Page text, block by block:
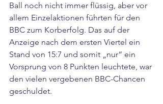
Ball noch nicht immer flüssig, aber vor
allem Einzelaktionen führten für den
BBC zum Korberfolg. Das auf der
Anzeige nach dem ersten Viertel ein
Stand von 15:7 und somit „nur“ ein
Vorsprung von 8 Punkten leuchtete, war
den vielen vergebenen BBC-Chancen
geschuldet.